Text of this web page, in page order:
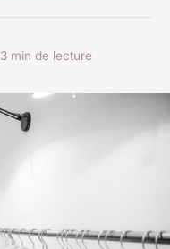
3 min de lecture